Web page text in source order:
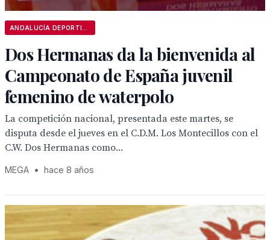
Dos Hermanas da la bienvenida al
Campeonato de España juvenil
femenino de waterpolo
La competición nacional, presentada este martes, se
disputa desde el jueves en el C.D.M. Los Montecillos con el
C.W. Dos Hermanas como...
MEGA • hace 8 años